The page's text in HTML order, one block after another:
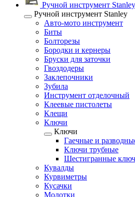
Ручной инструмент Stanley
Ручной инструмент Stanley
Авто-мото инструмент
Биты
Болторезы
Бородки и кернеры
Бруски для заточки
Гвоздодеры
Заклепочники
Зубила
Инструмент отделочный
Клеевые пистолеты
Клещи
Ключи
Ключи
Гаечные и
Ключи трубные
Шестигранные
Кувалды
Курвиметры
Кусачки
Молотки